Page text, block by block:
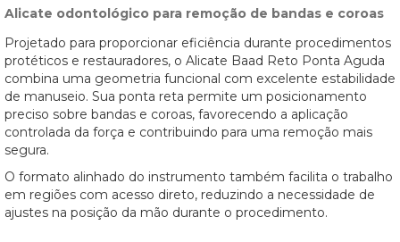
Alicate odontológico para remoção de bandas e coroas
Projetado para proporcionar eficiência durante procedimentos
protéticos e restauradores, o Alicate Baad Reto Ponta Aguda
combina uma geometria funcional com excelente estabilidade
de manuseio. Sua ponta reta permite um posicionamento
preciso sobre bandas e coroas, favorecendo a aplicação
controlada da força e contribuindo para uma remoção mais
segura.
O formato alinhado do instrumento também facilita o trabalho
em regiões com acesso direto, reduzindo a necessidade de
ajustes na posição da mão durante o procedimento.